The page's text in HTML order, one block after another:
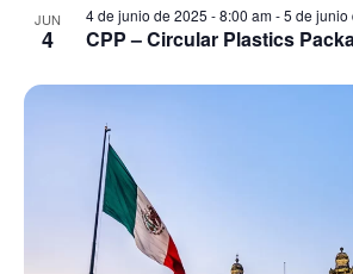
JUN
4 CPP – Circular Plastics
4 de junio de 2025 - 8:00 am-5 de junio